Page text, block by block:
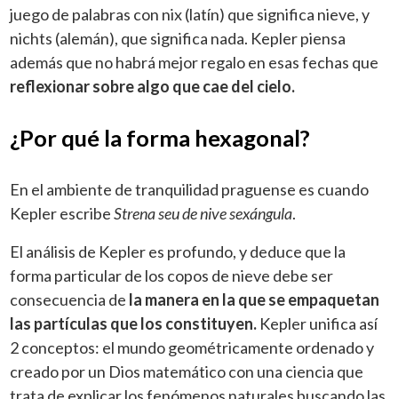
juego de palabras con nix (latín) que significa nieve, y
nichts (alemán), que significa nada. Kepler piensa
además que no habrá mejor regalo en esas fechas que
reflexionar sobre algo que cae del cielo.
¿Por qué la forma hexagonal?
En el ambiente de tranquilidad praguense es cuando
Kepler escribeStrena seu de nive sexángula.
El análisis de Kepler es profundo, y deduce que la
forma particular de los copos de nieve debe ser
consecuencia de la manera en la que se empaquetan
las partículas que los constituyen. Kepler unifica así
2 conceptos: el mundo geométricamente ordenado y
creado por un Dios matemático con una ciencia que
trata de explicar los fenómenos naturales buscando las